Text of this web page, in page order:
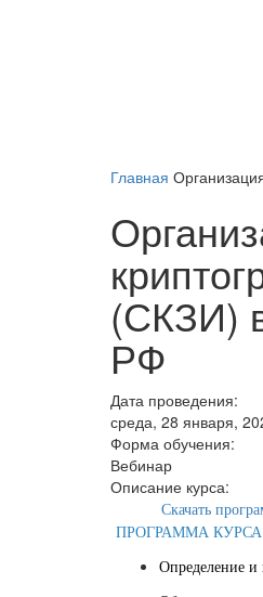
Главная
(СКЗИ)
РФ
Дата проведения:
среда, 28 января,
Форма обучения:
Вебинар
Описание курса:
Скачать
ПРОГРАММА КУРСА
Определение